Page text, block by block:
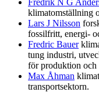
klimatomställning
Lars J Nilsson
fossilfritt, energi-
Fredric Bauer
tung industri,
för produktion och
Max Åhman
transportsektorn.